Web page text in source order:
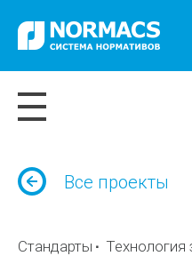
Все проекты
Стандарты
Технология